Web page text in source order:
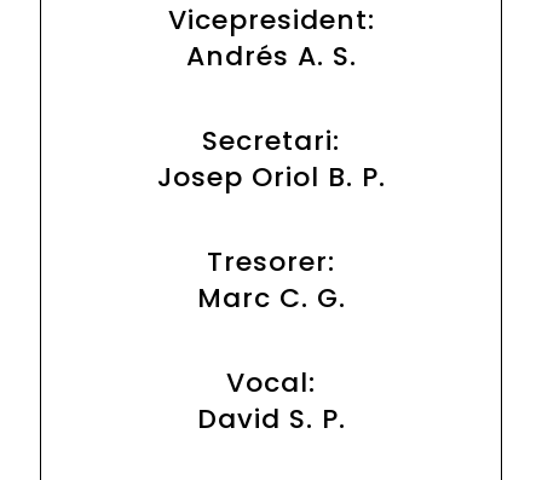
Vicepresident:
Andrés A. S.
Secretari:
Josep Oriol B. P.
Tresorer:
Marc C. G.
Vocal:
David S. P.